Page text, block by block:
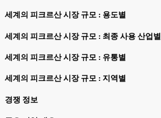
세계의 피크르산 시장 규모 : 용도별
세계의 피크르산 시장 규모 : 최종 사용 산업별
세계의 피크르산 시장 규모 : 유통별
세계의 피크르산 시장 규모 : 지역별
경쟁 정보